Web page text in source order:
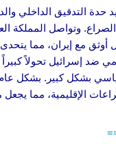
حدة التدقيق الداخلي
وتواصل المملكة
مع إيران، مما
تحولاً كبيراً في
بشكل كبير. بشكل
الإقليمية، مما